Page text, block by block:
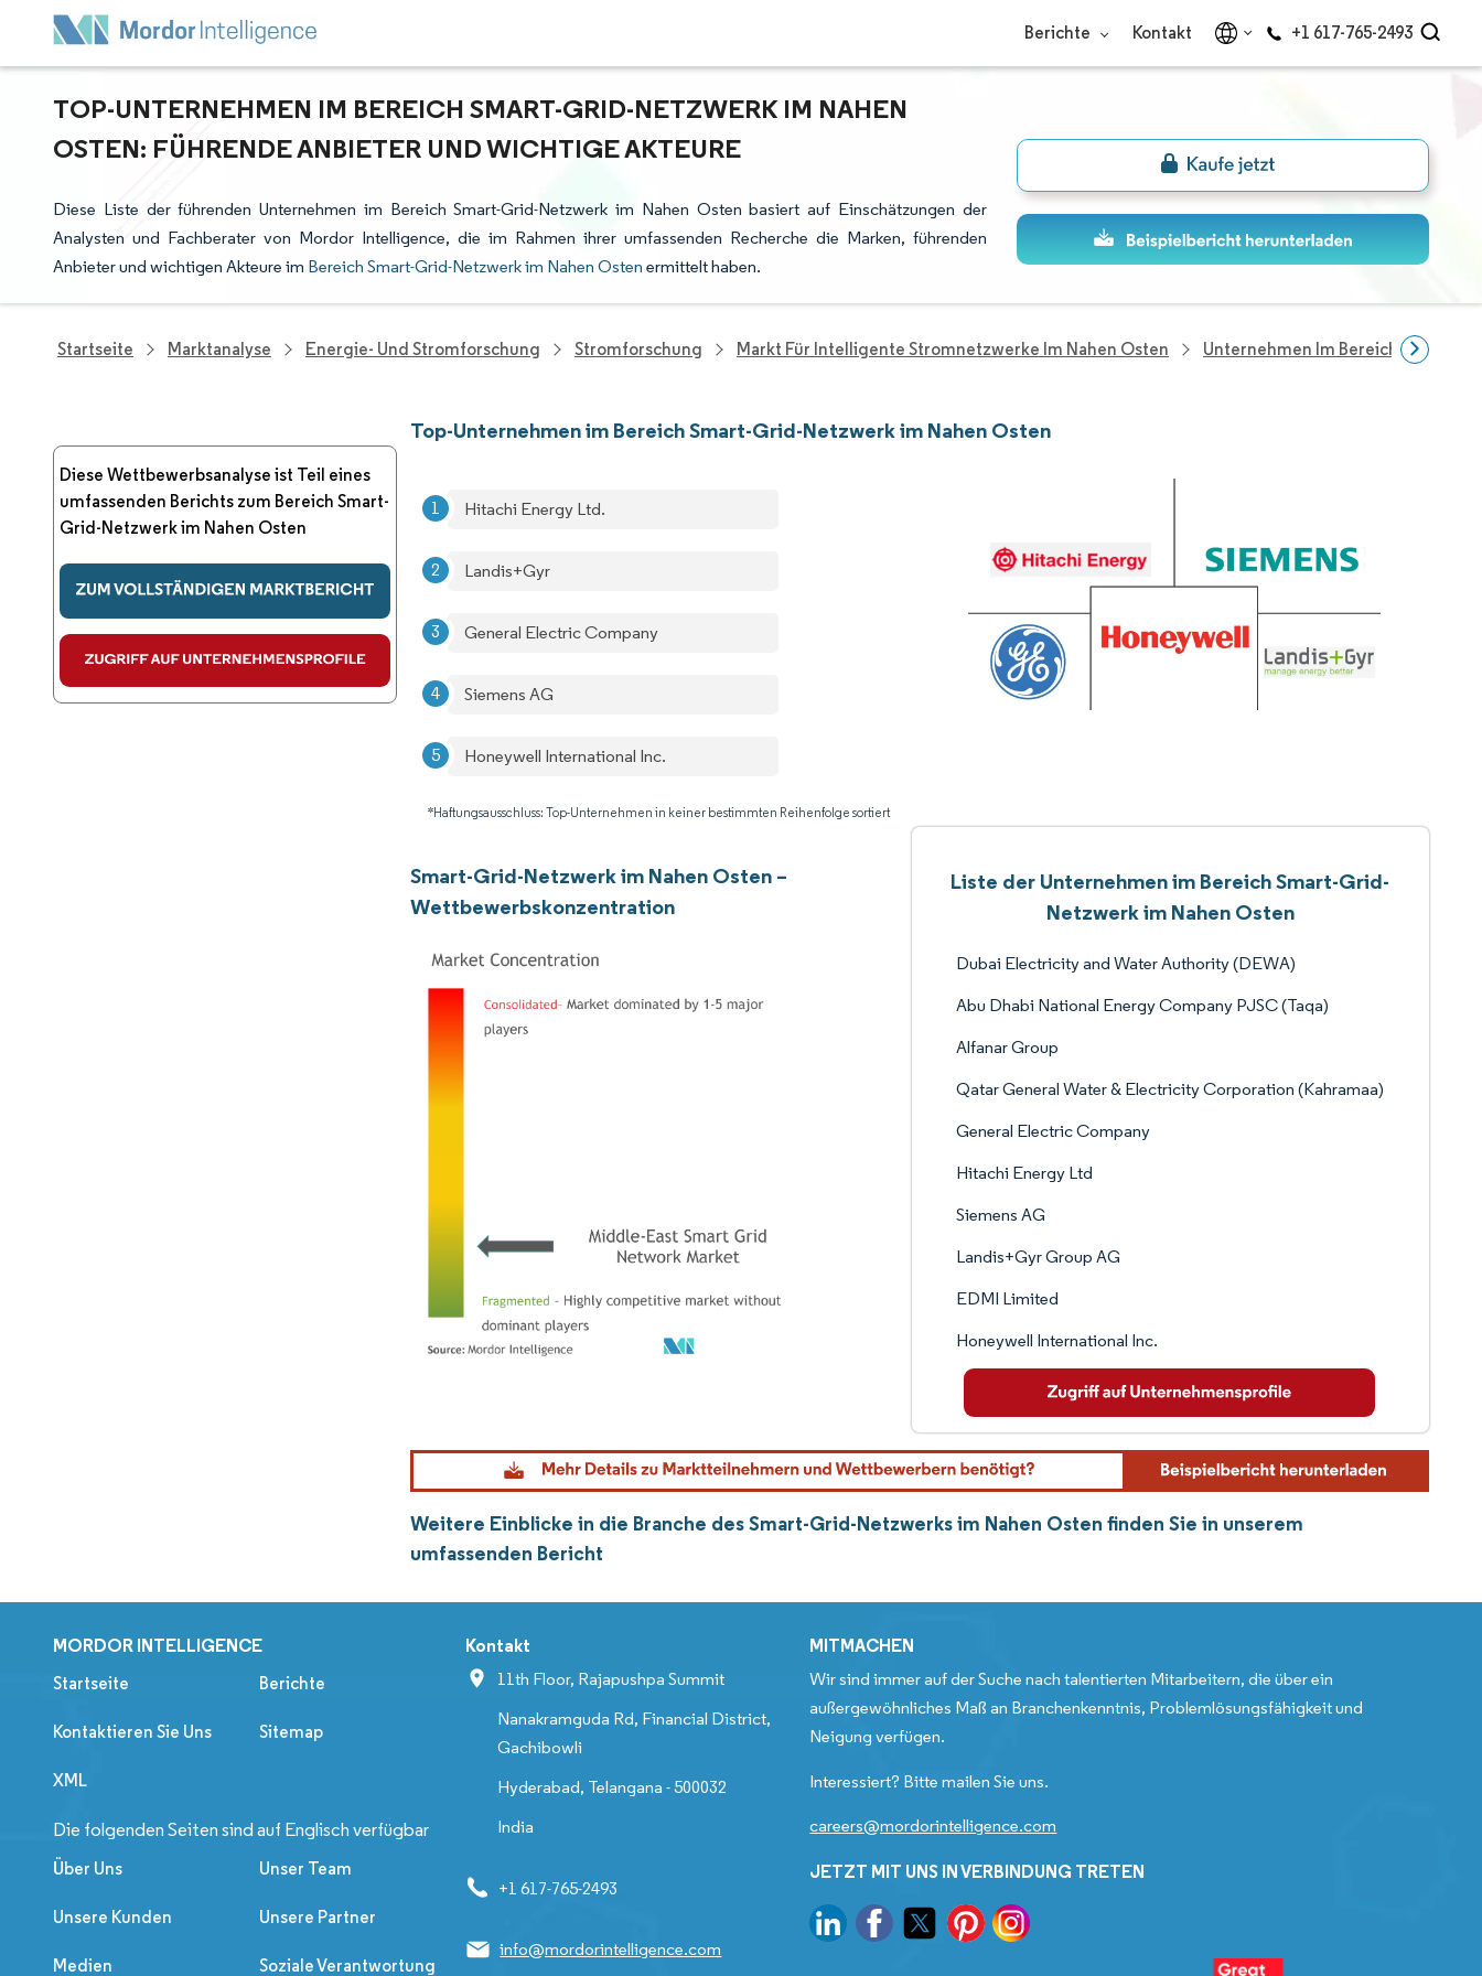
Berichte Kontakt +1 617-765-2493
TOP-UNTERNEHMEN IM BEREICH SMART-GRID-NETZWERK IM NAHEN
OSTEN: FÜHRENDE ANBIETER UND WICHTIGE AKTEURE
Diese Liste der führenden Unternehmen im Bereich Smart-Grid-Netzwerk im Nahen Osten basiert auf Einschätzungen der
Analysten und Fachberater von Mordor Intelligence, die im Rahmen ihrer umfassenden Recherche die Marken, führenden
Anbieter und wichtigen Akteure im Bereich Smart-Grid-Netzwerk im Nahen Osten ermittelt haben.
Startseite Marktanalyse Energie- Und Stromforschung Stromforschung Markt Für Intelligente Stromnetzwerke Im Nahen Osten Unternehmen Im Bereich Smart-
Diese Wettbewerbsanalyse ist Teil eines
umfassenden Berichts zum Bereich Smart-
Grid-Netzwerk im Nahen Osten
Top-Unternehmen im Bereich Smart-Grid-Netzwerk im Nahen Osten
Hitachi Energy Ltd.
Landis+Gyr
General Electric Company
Siemens AG
Honeywell International Inc.
*Haftungsausschluss: Top-Unternehmen in keiner bestimmten Reihenfolge sortiert
Smart-Grid-Netzwerk im Nahen Osten –
Wettbewerbskonzentration
Liste der Unternehmen im Bereich Smart-Grid-
Netzwerk im Nahen Osten
Dubai Electricity and Water Authority (DEWA)
Abu Dhabi National Energy Company PJSC (Taqa)
Alfanar Group
Qatar General Water & Electricity Corporation (Kahramaa)
General Electric Company
Hitachi Energy Ltd
Siemens AG
Landis+Gyr Group AG
EDMI Limited
Honeywell International Inc.
Weitere Einblicke in die Branche des Smart-Grid-Netzwerks im Nahen Osten finden Sie in unserem
umfassenden Bericht
MORDOR INTELLIGENCE
Startseite Berichte
Kontaktieren Sie Uns Sitemap
XML
Die folgenden Seiten sind auf Englisch verfügbar
Über Uns Unser Team
Unsere Kunden Unsere Partner
Medien Soziale Verantwortung
Kontakt
11th Floor, Rajapushpa Summit
Nanakramguda Rd, Financial District,
Gachibowli
Hyderabad, Telangana - 500032
India
+1 617-765-2493
info@mordorintelligence.com
MITMACHEN
Wir sind immer auf der Suche nach talentierten Mitarbeitern, die über ein
außergewöhnliches Maß an Branchenkenntnis, Problemlösungsfähigkeit und
Neigung verfügen.
Interessiert? Bitte mailen Sie uns.
careers@mordorintelligence.com
JETZT MIT UNS IN VERBINDUNG TRETEN